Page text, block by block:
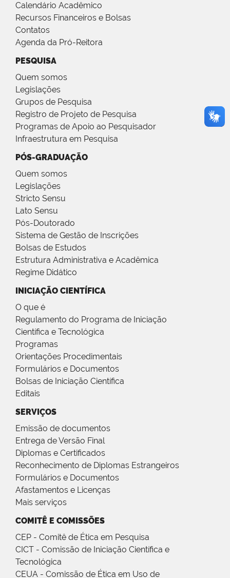
Calendário Acadêmico
Recursos Financeiros e Bolsas
Contatos
Agenda da Pró-Reitora
PESQUISA
Quem somos
Legislações
Grupos de Pesquisa
Registro de Projeto de Pesquisa
Programas de Apoio ao Pesquisador
Infraestrutura em Pesquisa
PÓS-GRADUAÇÃO
Quem somos
Legislações
Stricto Sensu
Lato Sensu
Pós-Doutorado
Sistema de Gestão de Inscrições
Bolsas de Estudos
Estrutura Administrativa e Acadêmica
Regime Didático
INICIAÇÃO CIENTÍFICA
O que é
Regulamento do Programa de Iniciação
Científica e Tecnológica
Programas
Orientações Procedimentais
Formulários e Documentos
Bolsas de Iniciação Científica
Editais
SERVIÇOS
Emissão de documentos
Entrega de Versão Final
Diplomas e Certificados
Reconhecimento de Diplomas Estrangeiros
Formulários e Documentos
Afastamentos e Licenças
Mais serviços
COMITÊ E COMISSÕES
CEP - Comitê de Ética em Pesquisa
CICT - Comissão de Iniciação Científica e
Tecnológica
CEUA - Comissão de Ética em Uso de